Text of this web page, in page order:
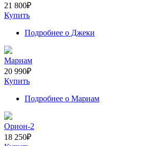
21 800₽
Купить
Подробнее о Джеки
Мариам
20 990₽
Купить
Подробнее о Мариам
Орион-2
18 250₽